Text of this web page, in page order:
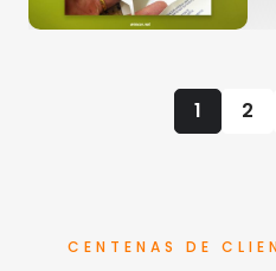
1 2
CENTENAS DE